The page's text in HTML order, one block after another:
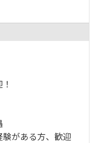
験がある方、歓迎